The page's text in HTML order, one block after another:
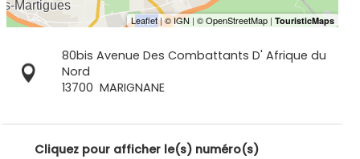
80bis Avenue Des Combattants D' Afrique du
Nord
13700 MARIGNANE
Cliquez pour afficher le(s) numéro(s)